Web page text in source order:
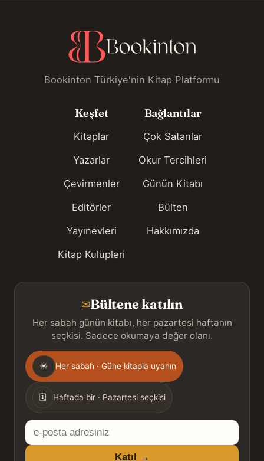
Bookinton Türkiye'nin Kitap Platformu
Keşfet
Kitaplar
Yazarlar
Çevirmenler
Editörler
Yayınevleri
Kitap Kulüpleri
Bağlantılar
Çok Satanlar
Okur Tercihleri
Günün Kitabı
Bülten
Hakkımızda
✉Bültene katılın
Her sabah günün kitabı, her pazartesi haftanın
seçkisi. Sadece okumaya değer olanı.
Gönderim
sıklığı
☀ Her sabah · Güne kitapla uyanın
🗓 Haftada bir · Pazartesi seçkisi
E-
posta
Katıl →